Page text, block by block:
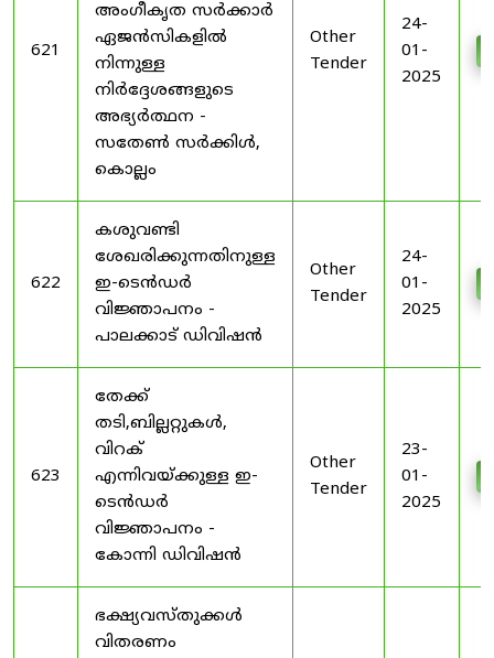
621
അംഗീകൃത സർക്കാർ
ഏജൻസികളിൽ
നിന്നുള്ള
നിർദ്ദേശങ്ങളുടെ
അഭ്യർത്ഥന -
സതേൺ സർക്കിൾ,
കൊല്ലം
Other
Tender
24-
01-
2025
622
കശുവണ്ടി
ശേഖരിക്കുന്നതിനുള്ള
ഇ-ടെൻഡർ
വിജ്ഞാപനം -
പാലക്കാട് ഡിവിഷൻ
Other
Tender
24-
01-
2025
623
തേക്ക്
തടി,ബില്ലറ്റുകൾ,
വിറക്
എന്നിവയ്ക്കുള്ള ഇ-
ടെൻഡർ
വിജ്ഞാപനം -
കോന്നി ഡിവിഷൻ
Other
Tender
23-
01-
2025
ഭക്ഷ്യവസ്തുക്കൾ
വിതരണം